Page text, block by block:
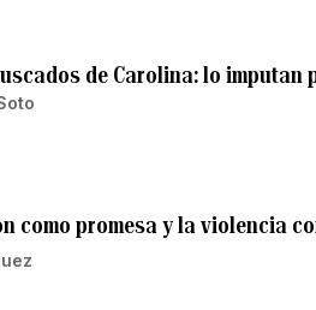
de Carolina: lo
como promesa y la violencia